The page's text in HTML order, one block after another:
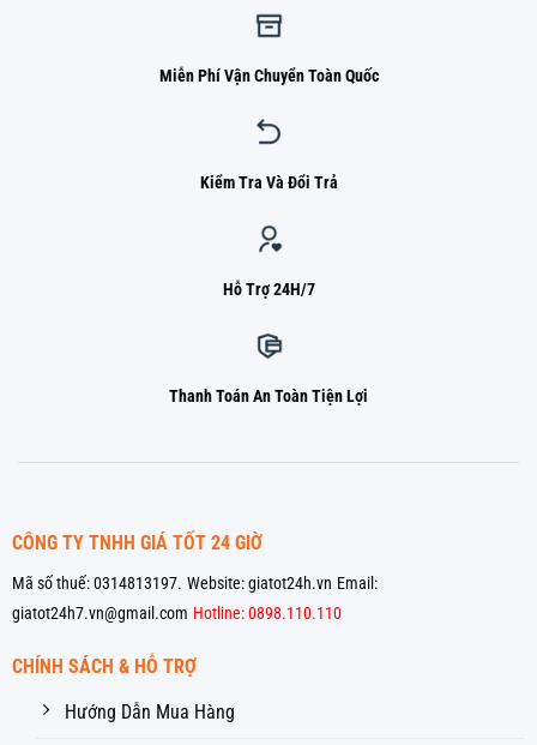
Miễn Phí Vận Chuyển Toàn Quốc
Kiểm Tra Và Đổi Trả
Hỗ Trợ 24H/7
Thanh Toán An Toàn Tiện Lợi
CÔNG TY TNHH GIÁ TỐT 24 GIỜ
Mã số thuế: 0314813197. Website: giatot24h.vn Email:
giatot24h7.vn@gmail.com Hotline: 0898.110.110
CHÍNH SÁCH & HỖ TRỢ
Hướng Dẫn Mua Hàng